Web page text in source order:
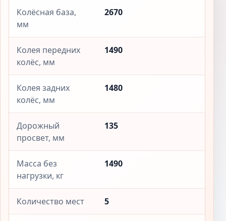
Колёсная база,
мм
2670
Колея передних
колёс, мм
1490
Колея задних
колёс, мм
1480
Дорожный
просвет, мм
135
Масса без
нагрузки, кг
1490
Количество мест 5